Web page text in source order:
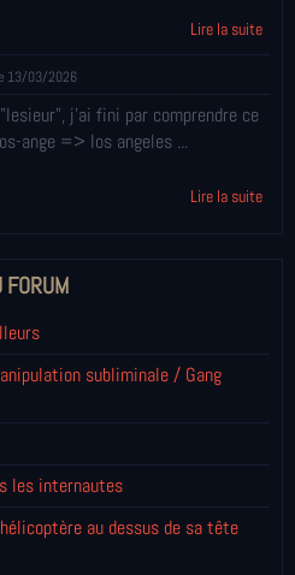
Lire la suite
13/03/2026
j'ai fini par comprendre ce
ange => los angeles ...
Lire la suite
subliminale / Gang
les internautes
au dessus de sa tête